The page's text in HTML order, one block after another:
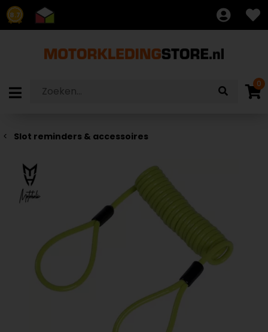
8.7
0
Slot reminders & accessoires